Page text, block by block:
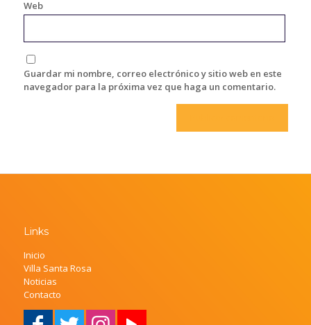
Web
Guardar mi nombre, correo electrónico y sitio web en este
navegador para la próxima vez que haga un comentario.
Links
Inicio
Villa Santa Rosa
Noticias
Contacto